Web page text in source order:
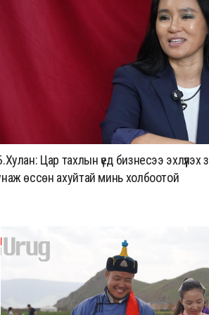
ААН-үүдийн заавал
бүртгэлийг хүчингүй
АЧААЛЖ БАЙНА
Цар тахлын үед бизнесээ эхлүүлэх
өссөн ахуйтай минь холбоотой